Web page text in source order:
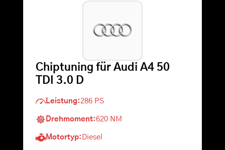
Warenkorb
Chiptuning für Audi A4 50
TDI 3.0 D
Leistung: 286 PS
Drehmoment:620 NM
Motortyp: Diesel